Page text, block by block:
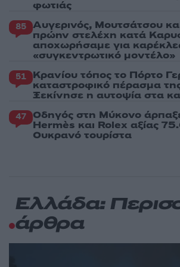
φωτιάς
85 Αυγερινός, Μουτσάτσου
πρώην στελέχη κατά
αποχωρήσαμε για
«συγκεντρωτικό μοντέλο»
51 Κρανίου τόπος το Πόρτο
καταστροφικό πέρασμα
Ξεκίνησε η αυτοψία στα
47 Οδηγός στη Μύκονο
Hermès και Rolex αξίας
Ουκρανό τουρίστα
Ελλάδα:
άρθρα